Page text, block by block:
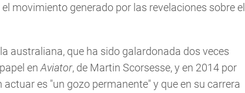
movimiento generado por las revelaciones sobre el
australiana, que ha sido galardonada dos veces
en Aviator, de Martin Scorsesse, y en 2014 por
actuar es "un gozo permanente" y que en su carrera